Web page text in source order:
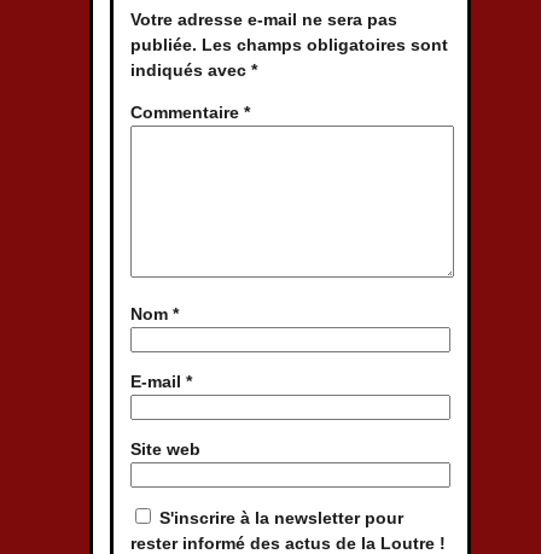
Votre adresse e-mail ne sera pas
publiée. Les champs obligatoires sont
indiqués avec *
Commentaire *
Nom *
E-mail *
Site web
S'inscrire à la newsletter pour
rester informé des actus de la Loutre !